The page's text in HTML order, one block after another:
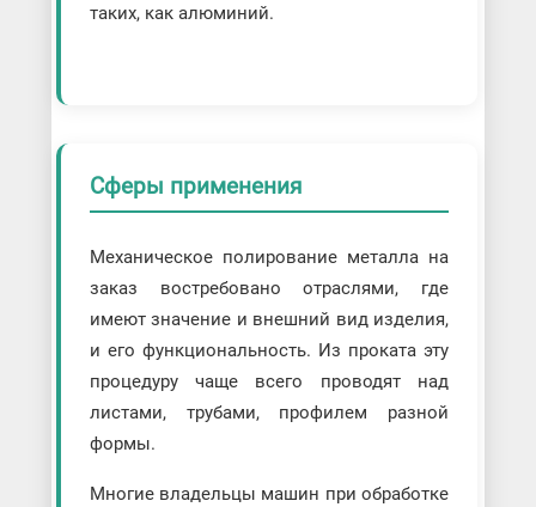
таких, как алюминий.
Сферы применения
Механическое полирование металла на
заказ востребовано отраслями, где
имеют значение и внешний вид изделия,
и его функциональность. Из проката эту
процедуру чаще всего проводят над
листами, трубами, профилем разной
формы.
Многие владельцы машин при обработке